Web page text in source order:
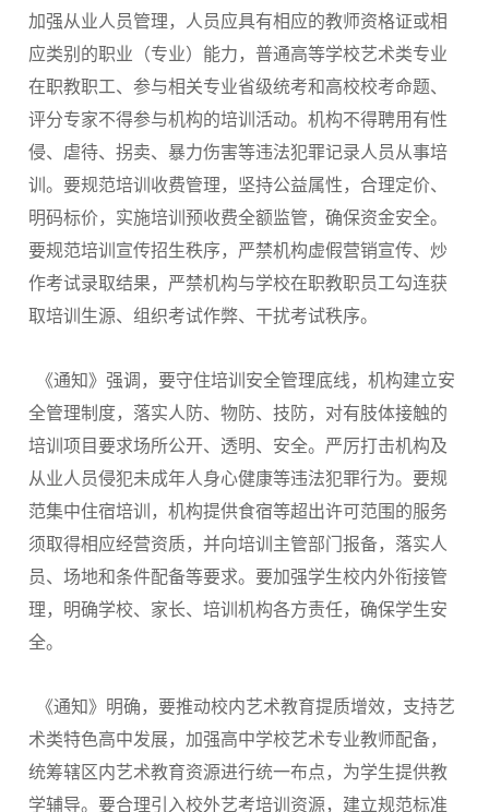
加强从业人员管理，人员应具有相应的教师资格证或相
应类别的职业（专业）能力，普通高等学校艺术类专业
在职教职工、参与相关专业省级统考和高校校考命题、
评分专家不得参与机构的培训活动。机构不得聘用有性
侵、虐待、拐卖、暴力伤害等违法犯罪记录人员从事培
训。要规范培训收费管理，坚持公益属性，合理定价、
明码标价，实施培训预收费全额监管，确保资金安全。
要规范培训宣传招生秩序，严禁机构虚假营销宣传、炒
作考试录取结果，严禁机构与学校在职教职员工勾连获
取培训生源、组织考试作弊、干扰考试秩序。
《通知》强调，要守住培训安全管理底线，机构建立安
全管理制度，落实人防、物防、技防，对有肢体接触的
培训项目要求场所公开、透明、安全。严厉打击机构及
从业人员侵犯未成年人身心健康等违法犯罪行为。要规
范集中住宿培训，机构提供食宿等超出许可范围的服务
须取得相应经营资质，并向培训主管部门报备，落实人
员、场地和条件配备等要求。要加强学生校内外衔接管
理，明确学校、家长、培训机构各方责任，确保学生安
全。
《通知》明确，要推动校内艺术教育提质增效，支持艺
术类特色高中发展，加强高中学校艺术专业教师配备，
统筹辖区内艺术教育资源进行统一布点，为学生提供教
学辅导。要合理引入校外艺考培训资源，建立规范标准